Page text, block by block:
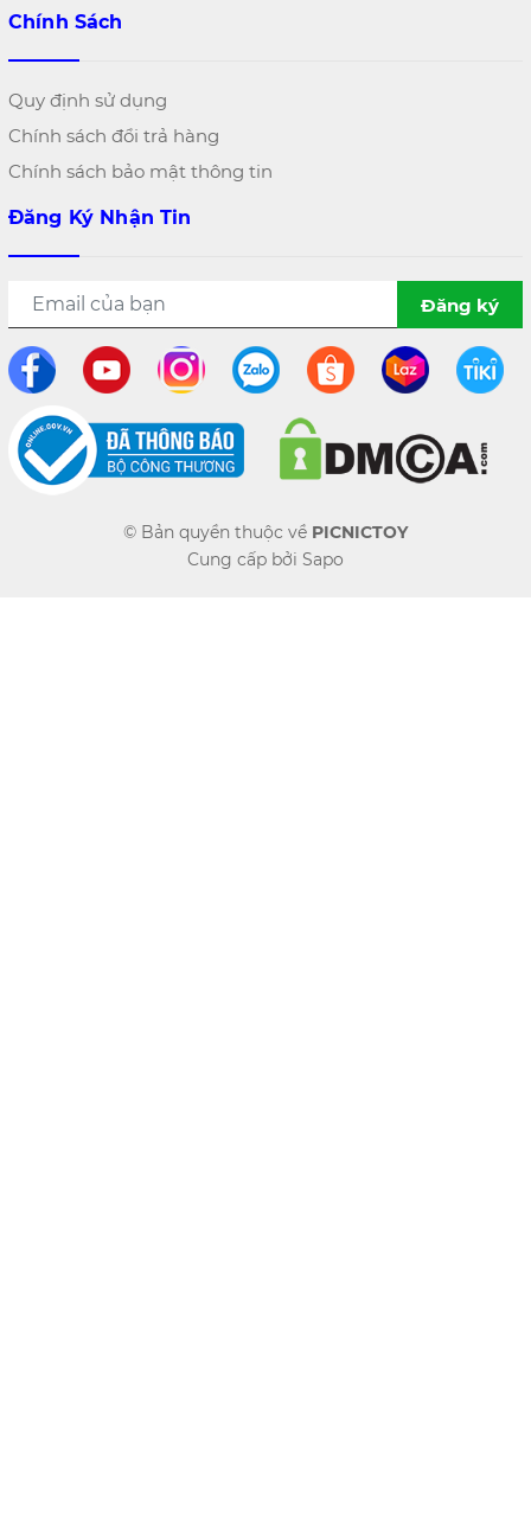
Chính Sách
Quy định sử dụng
Chính sách đổi trả hàng
Chính sách bảo mật thông tin
Đăng Ký Nhận Tin
Đăng ký
© Bản quyền thuộc về PICNICTOY
Cung cấp bởi Sapo